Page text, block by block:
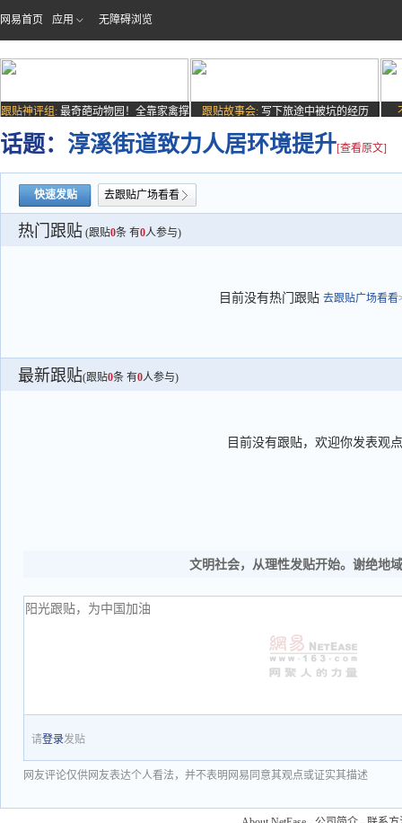
网易首页 应用 无障碍浏览
跟贴神评组: 最奇葩动物园！全靠家禽撑
场子
跟贴故事会: 写下旅途中被坑的经历
话题： 淳溪街道致力人居环境提升[查看原文]
快速发贴 去跟贴广场看看
热门跟贴 (跟贴0条 有0人参与)
目前没有热门跟贴 去跟贴广场看看
最新跟贴(跟贴0条 有0人参与)
目前没有跟贴，欢迎你发表观点
文明社会，从理性发贴开始。谢绝地
请登录发贴
网友评论仅供网友表达个人看法，并不表明网易同意其观点或证实其描述